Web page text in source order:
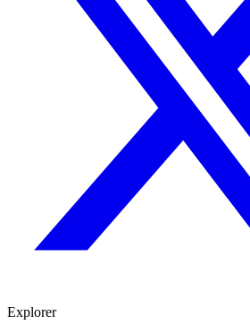
Explorer